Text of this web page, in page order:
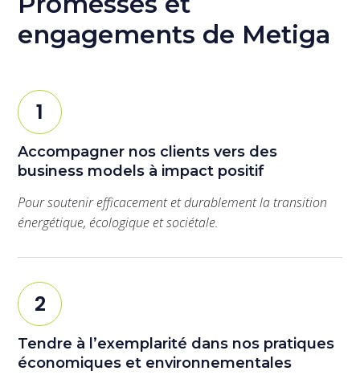
engagements de Metiga
1
Accompagner nos clients vers des
business models à impact positif
Pour soutenir efficacement et durablement la transition
énergétique, écologique et sociétale.
2
Tendre à l’exemplarité dans nos pratiques
économiques et environnementales